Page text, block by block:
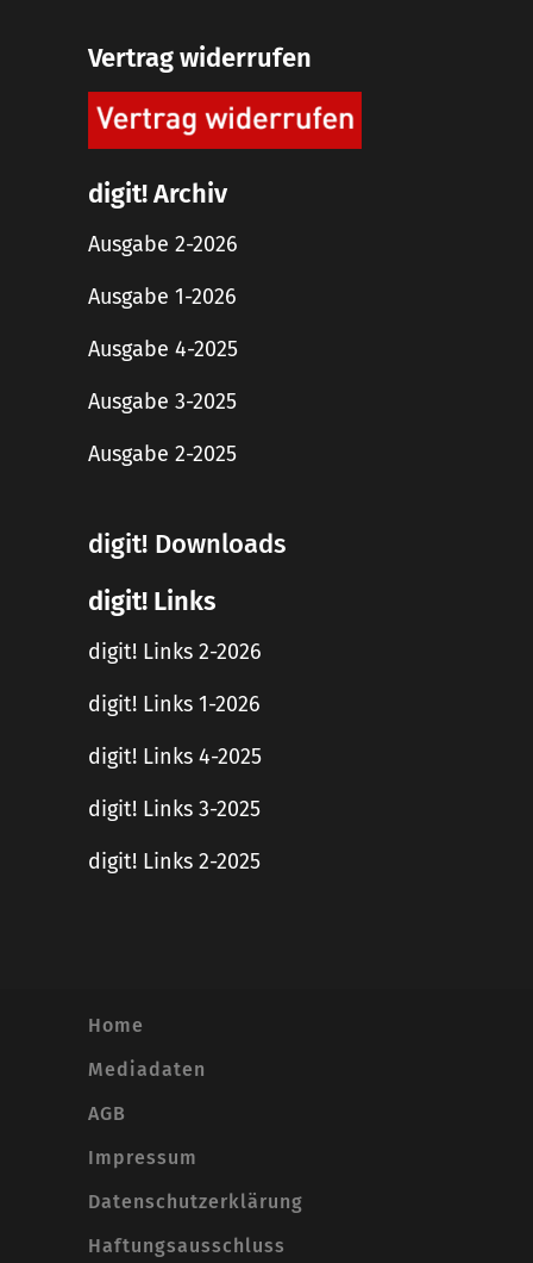
Vertrag widerrufen
digit! Archiv
Ausgabe 2-2026
Ausgabe 1-2026
Ausgabe 4-2025
Ausgabe 3-2025
Ausgabe 2-2025
digit! Downloads
digit! Links
digit! Links 2-2026
digit! Links 1-2026
digit! Links 4-2025
digit! Links 3-2025
digit! Links 2-2025
Home
Mediadaten
AGB
Impressum
Datenschutzerklärung
Haftungsausschluss